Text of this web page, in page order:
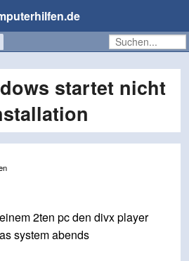
startet nicht
2ten pc den divx player
system abends